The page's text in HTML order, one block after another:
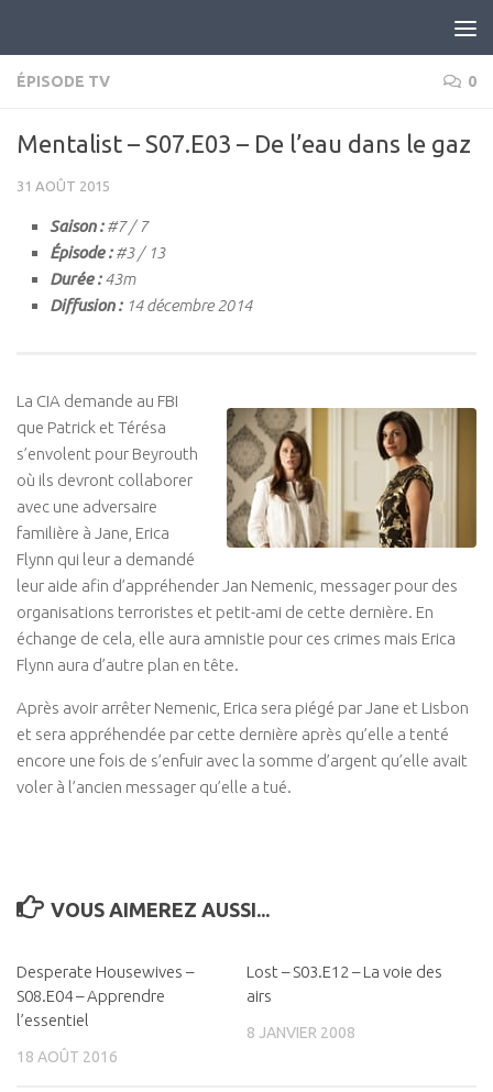
ÉPISODE TV 0
Mentalist – S07.E03 – De l’eau dans le gaz
31 AOÛT 2015
Saison :#7 / 7
Épisode :#3 / 13
Durée :43m
Diffusion :14 décembre 2014
La CIA demande au FBI
que Patrick et Térésa
s’envolent pour Beyrouth
où ils devront collaborer
avec une adversaire
familière à Jane, Erica
Flynn qui leur a demandé
leur aide afin d’appréhender Jan Nemenic, messager pour des
organisations terroristes et petit-ami de cette dernière. En
échange de cela, elle aura amnistie pour ces crimes mais Erica
Flynn aura d’autre plan en tête.
Après avoir arrêter Nemenic, Erica sera piégé par Jane et Lisbon
et sera appréhendée par cette dernière après qu’elle a tenté
encore une fois de s’enfuir avec la somme d’argent qu’elle avait
voler à l’ancien messager qu’elle a tué.
VOUS AIMEREZ AUSSI...
Desperate Housewives –
S08.E04 – Apprendre
l’essentiel
18 AOÛT 2016
Lost – S03.E12 – La voie des
airs
8 JANVIER 2008